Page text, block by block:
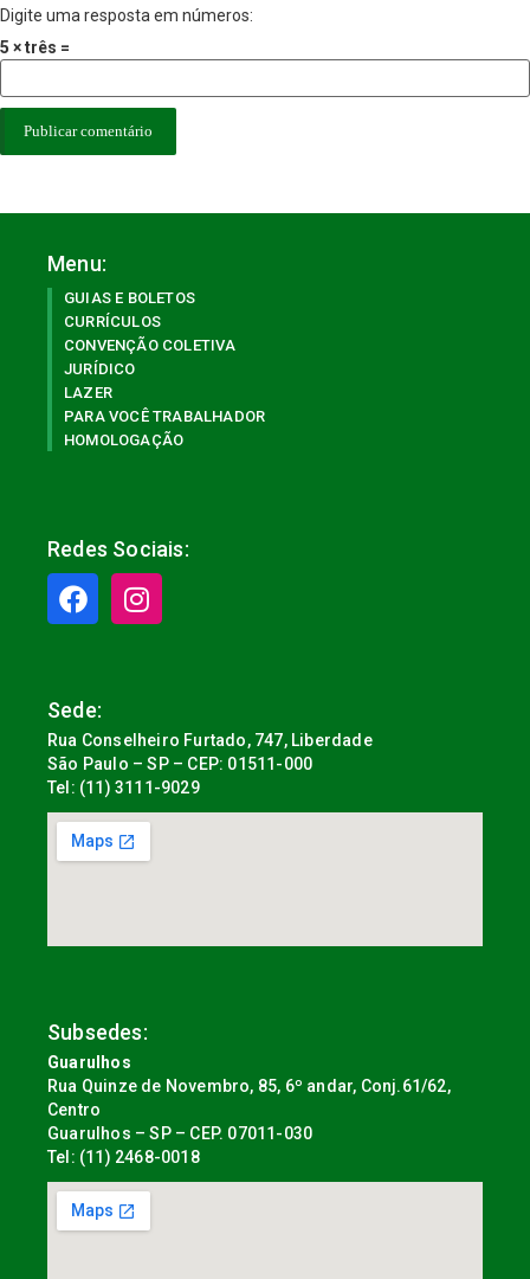
Digite uma resposta em números:
5 × três =
Menu:
GUIAS E BOLETOS
CURRÍCULOS
CONVENÇÃO COLETIVA
JURÍDICO
LAZER
PARA VOCÊ TRABALHADOR
HOMOLOGAÇÃO
Redes Sociais:
Sede:
Rua Conselheiro Furtado, 747, Liberdade
São Paulo – SP – CEP: 01511-000
Tel: (11) 3111-9029
Subsedes:
Guarulhos
Rua Quinze de Novembro, 85, 6º andar, Conj.61/62,
Centro
Guarulhos – SP – CEP. 07011-030
Tel: (11) 2468-0018